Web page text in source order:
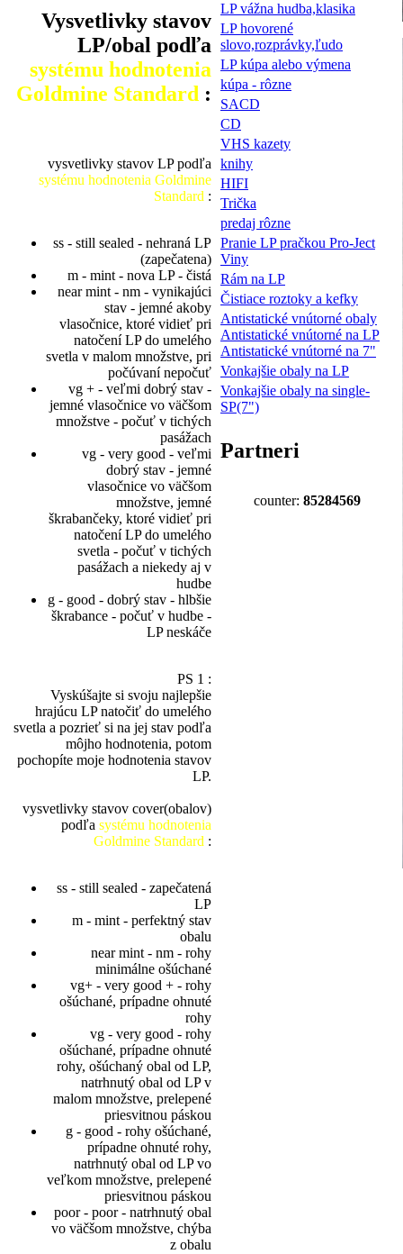
Vysvetlivky stavov
LP/obal podľa
systému hodnotenia
Goldmine Standard :
vysvetlivky stavov LP podľa
systému hodnotenia Goldmine
Standard :
ss - still sealed - nehraná LP
(zapečatena)
m - mint - nova LP - čistá
near mint - nm - vynikajúci
stav - jemné akoby
vlasočnice, ktoré vidieť pri
natočení LP do umelého
svetla v malom množstve, pri
počúvaní nepočuť
vg + - veľmi dobrý stav -
jemné vlasočnice vo väčšom
množstve - počuť v tichých
pasážach
vg - very good - veľmi
dobrý stav - jemné
vlasočnice vo väčšom
množstve, jemné
škrabančeky, ktoré vidieť pri
natočení LP do umelého
svetla - počuť v tichých
pasážach a niekedy aj v
hudbe
g - good - dobrý stav - hlbšie
škrabance - počuť v hudbe -
LP neskáče
PS 1 :
Vyskúšajte si svoju najlepšie
hrajúcu LP natočiť do umelého
svetla a pozrieť si na jej stav podľa
môjho hodnotenia, potom
pochopíte moje hodnotenia stavov
LP.
vysvetlivky stavov cover(obalov)
podľa systému hodnotenia
Goldmine Standard :
ss - still sealed - zapečatená
LP
m - mint - perfektný stav
obalu
near mint - nm - rohy
minimálne ošúchané
vg+ - very good + - rohy
ošúchané, prípadne ohnuté
rohy
vg - very good - rohy
ošúchané, prípadne ohnuté
rohy, ošúchaný obal od LP,
natrhnutý obal od LP v
malom množstve, prelepené
priesvitnou páskou
g - good - rohy ošúchané,
prípadne ohnuté rohy,
natrhnutý obal od LP vo
veľkom množstve, prelepené
priesvitnou páskou
poor - poor - natrhnutý obal
vo väčšom množstve, chýba
z obalu
LP vážna hudba,klasika
LP hovorené
slovo,rozprávky,ľudo
LP kúpa alebo výmena
kúpa - rôzne
SACD
CD
VHS kazety
knihy
HIFI
Trička
predaj rôzne
Pranie LP pračkou Pro-Ject
Viny
Rám na LP
Čistiace roztoky a kefky
Antistatické vnútorné obaly
Antistatické vnútorné na LP
Antistatické vnútorné na 7"
Vonkajšie obaly na LP
Vonkajšie obaly na single-
SP(7")
Partneri
counter: 85284569